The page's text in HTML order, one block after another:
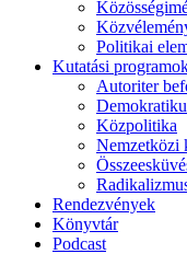
Politikai
Kutatási
Autoriter
Közpolitika
Nemzetközi
Rendezvények
Könyvtár
Podcast